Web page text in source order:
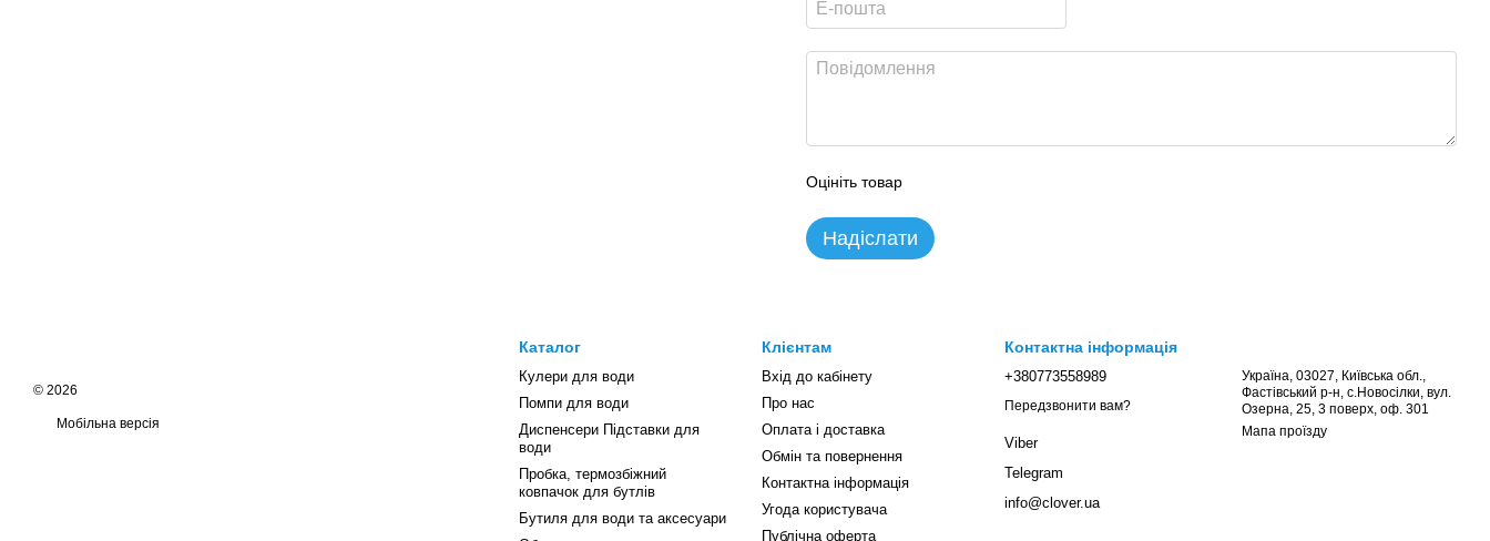
Оцініть товар
Надіслати
© 2026
Мобільна версія
Каталог
Кулери для води
Помпи для води
Диспенсери Підставки для
води
Пробка, термозбіжний
ковпачок для бутлів
Бутиля для води та аксесуари
Клієнтам
Вхід до кабінету
Про нас
Оплата і доставка
Обмін та повернення
Контактна інформація
Угода користувача
Публічна оферта
Контактна інформація
+380773558989
Передзвонити вам?
Viber
Telegram
info@clover.ua
Україна, 03027, Київська обл.,
Фастівський р-н, с.Новосілки, вул.
Озерна, 25, 3 поверх, оф. 301
Мапа проїзду